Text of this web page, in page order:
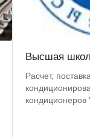
Высшая
Расчет,
кондиционеров